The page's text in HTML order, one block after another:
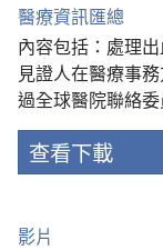
醫療資訊匯總
內容包括：處理
見證人在醫療事
過全球醫院聯絡
查看下載
影片